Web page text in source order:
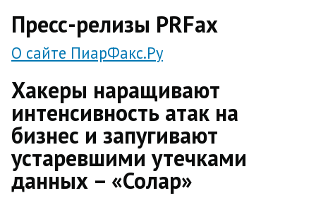
Пресс-релизы PRFax
О сайте ПиарФакс.Ру
Хакеры наращивают
интенсивность атак на
бизнес и запугивают
устаревшими утечками
данных – «Солар»